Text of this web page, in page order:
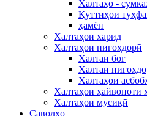
Халтаҳо -
Қуттиҳои
ҳамён
Халтаҳои харид
Халтаҳои нигоҳдорӣ
Халтаи боғ
Халтаи
Халтаҳои
Халтаҳои ҳайвоноти
Халтаҳои мусиқӣ
Саволҳо